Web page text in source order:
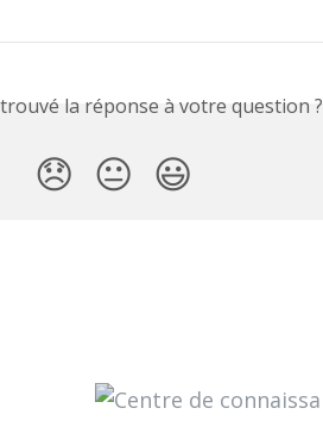
la réponse à votre question ?
😞 😐 😃